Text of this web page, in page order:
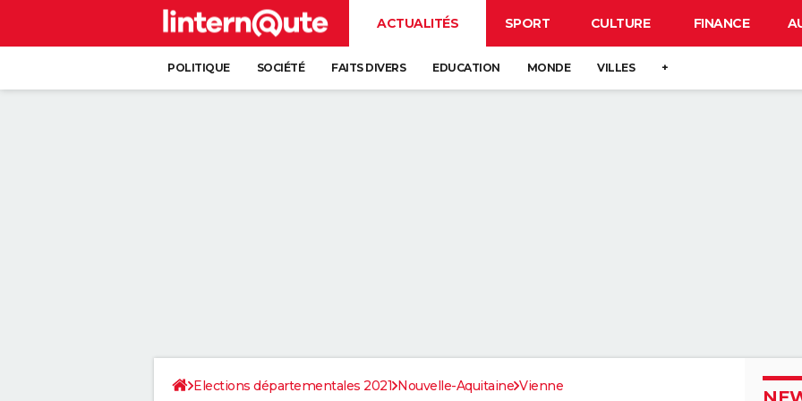
ACTUALITÉS SPORT CULTURE FINANCE
POLITIQUE SOCIÉTÉ FAITS DIVERS EDUCATION MONDE VILLES +
Elections départementales 2021 Nouvelle-Aquitaine Vienne